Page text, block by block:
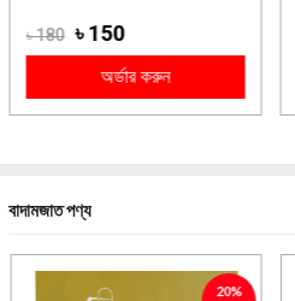
৳ 180 ৳ 150
অর্ডার করুন
বাদামজাত পণ্য
20%